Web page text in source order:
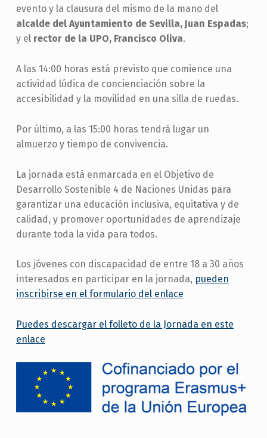
evento y la clausura del mismo de la mano del
alcalde del Ayuntamiento de Sevilla, Juan Espadas;
y el rector de la UPO, Francisco Oliva.
A las 14:00 horas está previsto que comience una
actividad lúdica de concienciación sobre la
accesibilidad y la movilidad en una silla de ruedas.
Por último, a las 15:00 horas tendrá lugar un
almuerzo y tiempo de convivencia.
La jornada está enmarcada en el Objetivo de
Desarrollo Sostenible 4 de Naciones Unidas para
garantizar una educación inclusiva, equitativa y de
calidad, y promover oportunidades de aprendizaje
durante toda la vida para todos.
Los jóvenes con discapacidad de entre 18 a 30 años
interesados en participar en la jornada, pueden
inscribirse en el formulario del enlace
Puedes descargar el folleto de la Jornada en este
enlace